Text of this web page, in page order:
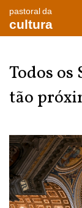
pastoral da
cultura
Todos os
tão